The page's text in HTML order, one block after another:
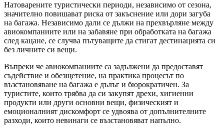
Натоварените туристически периоди, независимо от сезона,
значително повишават риска от закъснение или дори загуба
на багажа. Независимо дали се дължи на прехвърляне между
авиокомпаниите или на забавяне при обработката на багажа
след кацане, се случва пътуващите да стигат дестинацията си
без личните си вещи.
Въпреки че авиокомпаниите са задължени да предоставят
съдействие и обезщетение, на практика процесът по
възстановяване на багажа е дълъг и бюрократичен. За
туристите, които трябва да си закупят дрехи, хигиенни
продукти или други основни вещи, физическият и
емоционалният дискомфорт се удвоява от допълнителните
разходи, които невинаги се възстановяват напълно.